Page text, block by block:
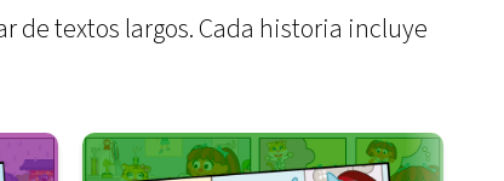
de textos largos. Cada historia incluye